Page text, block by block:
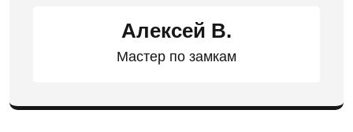
Алексей В.
Мастер по замкам